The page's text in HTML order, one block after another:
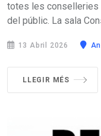
totes les conselleries
del públic. La sala
13 Abril 2026
LLEGIR MÉS